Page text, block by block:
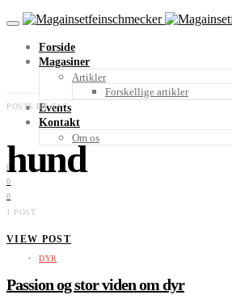
Forside
Magasiner
Artikler
Forskellige artikler
Events
Kontakt
Om os
0
0
0
POSTS BY TAG
hund
1 POST
VIEW POST
DYR
Passion og stor viden om dyr